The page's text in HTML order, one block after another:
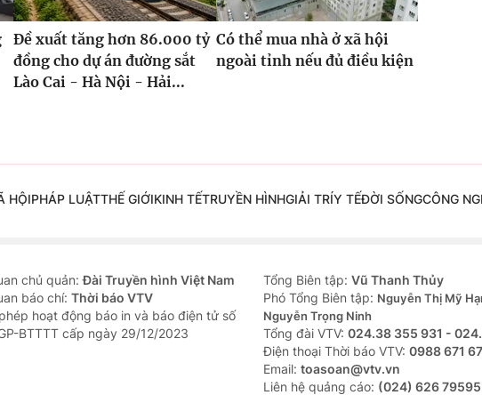
Đề xuất tăng hơn 86.000 tỷ
đồng cho dự án đường sắt
Lào Cai - Hà Nội - Hải...
Có thể mua nhà ở xã hội
ngoài tỉnh nếu đủ điều kiện
HỘIPHÁP LUẬTTHẾ GIỚIKINH TẾTRUYỀN HÌNHGIẢI TRÍY TẾĐỜI SỐNGCÔNG
chủ quản:Đài Truyền hình Việt Nam
báo chí: Thời báo VTV
hoạt động báo in và báo điện tử số
BTTTT cấp ngày 29/12/2023
Tổng Biên tập: Vũ Thanh Thủy
Phó Tổng Biên tập: Nguyễn Thị Mỹ
Nguyễn Trọng Ninh
Tổng đài VTV: 024.38 355 931 -
Ðiện thoại Thời báo VTV: 0988 671
Email: toasoan@vtv.vn
Liên hệ quảng cáo: (024) 626 79595